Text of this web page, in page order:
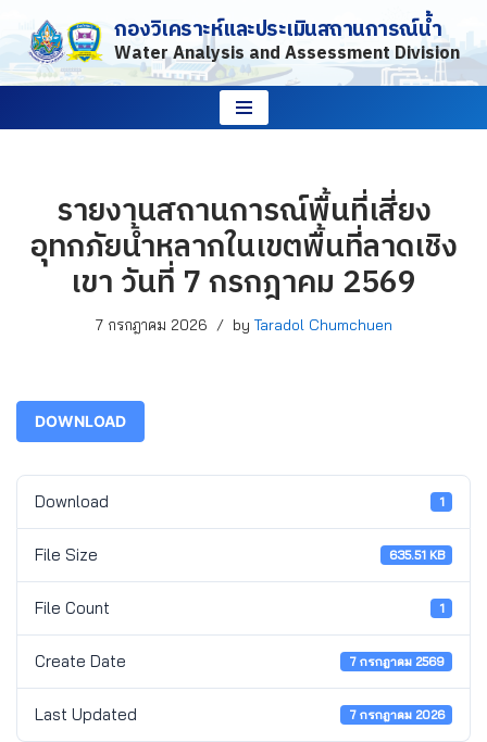
Skip
to
กองวิเคราะห์และประเมินสถานการณ์น้ำ
Water Analysis and Assessment Division
รายงานสถานการณ์พื้นที่เสี่ยง
อุทกภัยน้ำหลากในเขตพื้นที่ลาดเชิง
เขา วันที่ 7 กรกฎาคม 2569
7 กรกฎาคม 2026 by Taradol Chumchuen
DOWNLOAD
Download 1
File Size 635.51 KB
File Count 1
Create Date 7 กรกฎาคม 2569
Last Updated 7 กรกฎาคม 2026